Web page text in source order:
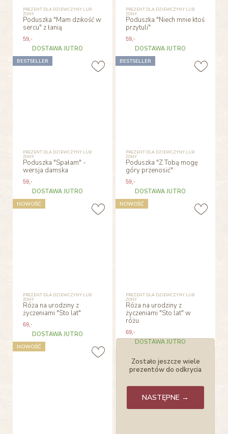
PREZENT DLA DZIEWCZYNY LUB
ŻONY
Poduszka "Mam dzikość w
sercu" z łanią
59,-
DOSTAWA JUTRO
PREZENT DLA DZIEWCZYNY LUB
ŻONY
Poduszka "Niech mnie ktoś
przytuli"
59 ,-
DOSTAWA JUTRO
PREZENT DLA DZIEWCZYNY LUB
ŻONY
Poduszka "Spałam" -
wersja damska
59,-
DOSTAWA JUTRO
BESTSELLER
PREZENT DLA DZIEWCZYNY LUB
ŻONY
Poduszka "Z Tobą mogę
góry przenosić"
59 ,-
DOSTAWA JUTRO
BESTSELLER
PREZENT DLA DZIEWCZYNY LUB
ŻONY
Róża na urodziny z
życzeniami "Sto lat"
69,-
DOSTAWA JUTRO
NOWOŚĆ
PREZENT DLA DZIEWCZYNY LUB
ŻONY
Róża na urodziny z
życzeniami "Sto lat" w
różu
69 ,-
DOSTAWA JUTRO
NOWOŚĆ
NOWOŚĆ
Zostało jeszcze wiele
prezentów do odkrycia
NASTĘPNE →